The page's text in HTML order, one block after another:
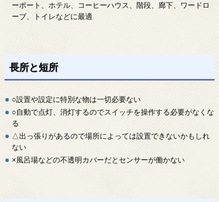
ーポート、ホテル、コーヒーハウス、階段、廊下、ワードロ
ーブ、トイレなどに最適
長所と短所
○設置や設定に特別な物は一切必要ない
○自動で点灯、消灯するのでスイッチを操作する必要がなくな
る
△出っ張りがあるので場所によっては設置できないかもしれ
ない
×風呂場などの不透明カバーだとセンサーが働かない